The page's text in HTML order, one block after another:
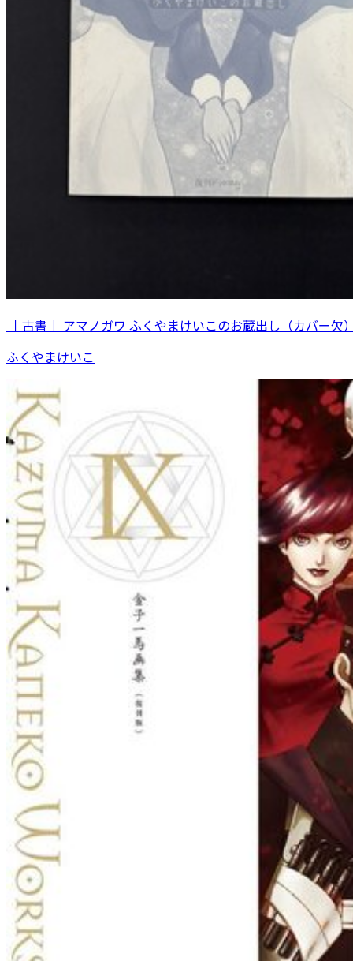
［ 古書 ］アマノガワ ふくやまけいこのお蔵出し（カバー欠
ふくやまけいこ